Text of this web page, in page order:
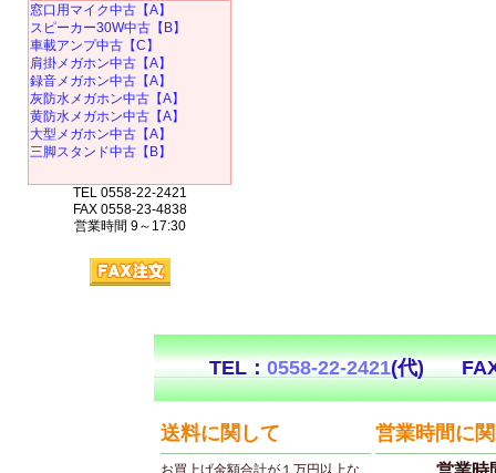
窓口用マイク中古【A】
スピーカー30W中古【B】
車載アンプ中古【C】
肩掛メガホン中古【A】
録音メガホン中古【A】
灰防水メガホン中古【A】
黄防水メガホン中古【A】
大型メガホン中古【A】
三脚スタンド中古【B】
TEL 0558-22-2421
FAX 0558-23-4838
営業時間 9～17:30